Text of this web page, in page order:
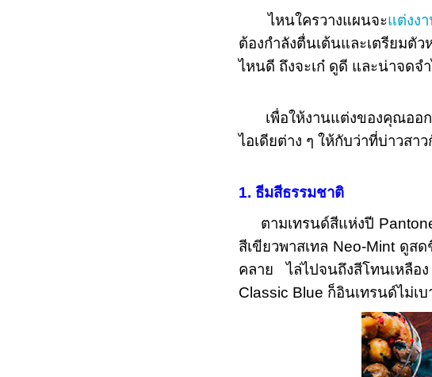
ไหนใครวางแผนจะแต่งง
ต้องกำลังตื่นเต้นและเตรียมตั
ไหนดี ถึงจะเก๋ ดูดี และน่าจดจ
เพื่อให้งานแต่งของคุณออก
ไอเดียต่าง ๆ ให้กับว่าที่บ่าวสา
1. ธีมสีธรรมชาติ
ตามเทรนด์สีแห่งปี
สีเขียวพาสเทล Neo-Mint ดู
คลาย ไล่ไปจนถึงสีโทนเหลือ
Classic Blue ก็อินเทรนด์ไม่เบ